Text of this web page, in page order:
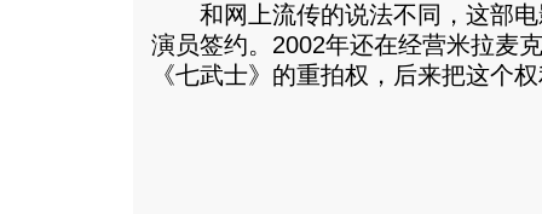
和网上流传的说法不同，这部电
演员签约。2002年还在经营米拉麦
《七武士》的重拍权，后来把这个